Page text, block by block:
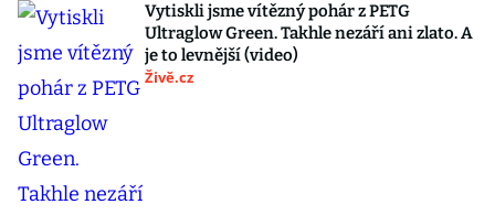
Vytiskli jsme vítězný pohár z PETG
Ultraglow Green. Takhle nezáří ani zlato. A
je to levnější (video)
Živě.cz